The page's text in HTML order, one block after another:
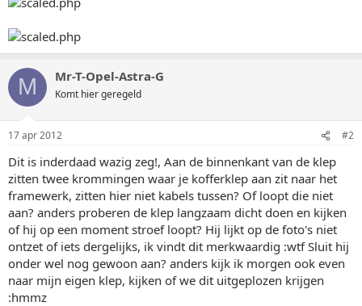
M Mr-T-Opel-Astra-G
Komt hier geregeld
17 apr 2012 #2
Dit is inderdaad wazig zeg!, Aan de binnenkant van de klep
zitten twee krommingen waar je kofferklep aan zit naar het
framewerk, zitten hier niet kabels tussen? Of loopt die niet
aan? anders proberen de klep langzaam dicht doen en kijken
of hij op een moment stroef loopt? Hij lijkt op de foto's niet
ontzet of iets dergelijks, ik vindt dit merkwaardig :wtf Sluit hij
onder wel nog gewoon aan? anders kijk ik morgen ook even
naar mijn eigen klep, kijken of we dit uitgeplozen krijgen
:hmmz